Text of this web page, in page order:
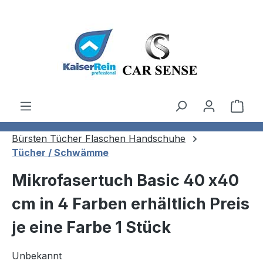
Bürsten Tücher Flaschen Handschuhe
Tücher / Schwämme
Mikrofasertuch Basic 40 x40
cm in 4 Farben erhältlich Preis
je eine Farbe 1 Stück
Unbekannt